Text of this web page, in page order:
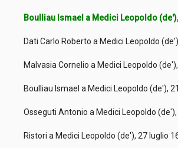
Boulliau Ismael a Medici Leopoldo
Dati Carlo Roberto a Medici Leopoldo
Malvasia Cornelio a Medici Leopoldo
Boulliau Ismael a Medici Leopoldo (de'),
Osseguti Antonio a Medici Leopoldo (de'),
Ristori a Medici Leopoldo (de'), 27 luglio